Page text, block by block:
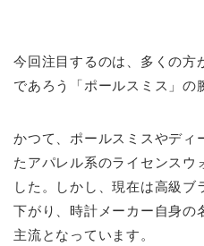
今回注目するのは、多くの方
であろう「ポールスミス」の
かつて、ポールスミスやディ
たアパレル系のライセンスウ
した。しかし、現在は高級
下がり、時計メーカー自身の
主流となっています。